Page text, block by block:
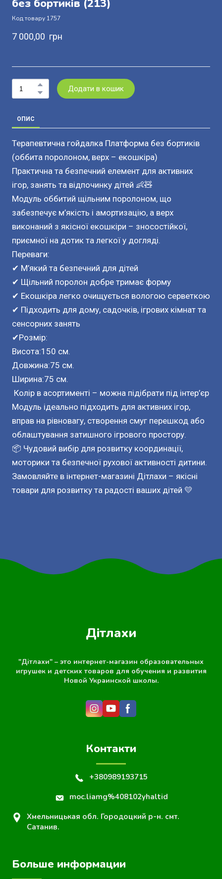
без бортиків (213)
Код товару 1757
7 000,00  грн
Додати в кошик
ОПИС
Терапевтична гойдалка Платформа без бортиків
(оббита поролоном, верх – екошкіра)
Практична та безпечний елемент для активних
ігор, занять та відпочинку дітей 👶🧸
Модуль оббитий щільним поролоном, що
забезпечує м’якість і амортизацію, а верх
виконаний з якісної екошкіри – зносостійкої,
приємної на дотик та легкої у догляді.
Переваги:
✔ М’який та безпечний для дітей
✔ Щільний поролон добре тримає форму
✔ Екошкіра легко очищується вологою серветкою
✔ Підходить для дому, садочків, ігрових кімнат та
сенсорних занять
✔Розмір:
Висота:150 см.
Довжина:75 см.
Ширина:75 см.
Колір в асортименті – можна підібрати під інтер’єр
Модуль ідеально підходить для активних ігор,
вправ на рівновагу, створення смуг перешкод або
облаштування затишного ігрового простору.
📦 Чудовий вибір для розвитку координації,
моторики та безпечної рухової активності дитини.
Замовляйте в інтернет-магазині Дітлахи – якісні
товари для розвитку та радості ваших дітей 💛
Дітлахи
"Дітлахи" – это интернет-магазин образовательных
игрушек и детских товаров для обучения и развития
Новой Украинской школы.
Контакти
+380989193715
moc.liamg%408102yhaltid
Хмельницькая обл. Городоцкий р-н. смт.
Сатанив.
Больше информации